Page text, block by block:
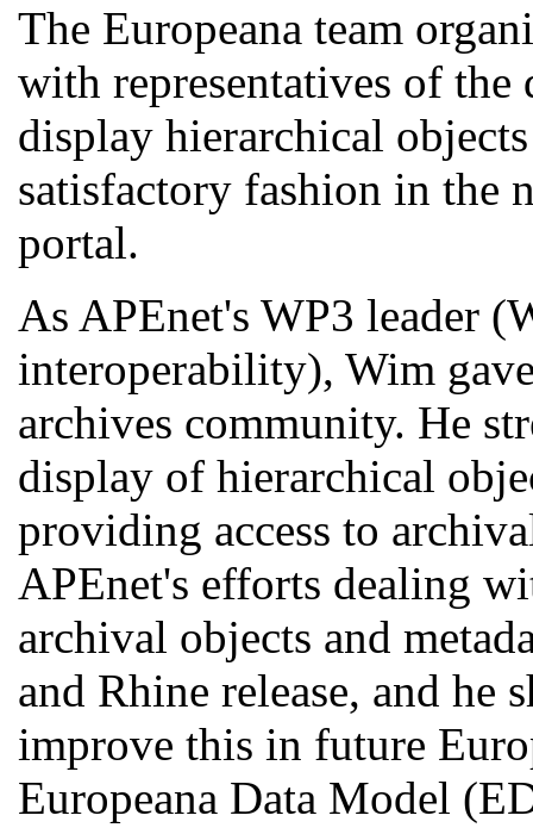
The Europeana team
with representatives of
display hierarchical
satisfactory fashion in the
portal.
As APEnet's WP3 leader
interoperability), Wim
archives community. He
display of hierarchical
providing access to
APEnet's efforts dealing
archival objects and
and Rhine release, and he
improve this in future
Europeana Data Model